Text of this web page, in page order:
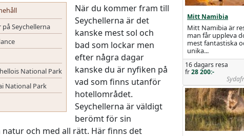
Seychellerna
National Park
National Park
När du kommer fram till
Seychellerna är det
kanske mest sol och
bad som lockar men
efter några dagar
kanske du är nyfiken på
vad som finns utanför
hotellområdet.
Seychellerna är väldigt
berömt för sin
och med all rätt. Här finns det
Mitt Namibia
Mitt Namibia är
man får uppleva
mest fantastiska
unika...
16 dagars resa
fr28 200:-